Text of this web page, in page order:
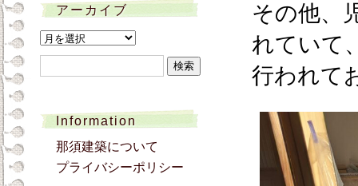
アーカイブ
ア
ー
索:
Information
那須建築について
プライバシーポリシー
その他、
れていて
行われて